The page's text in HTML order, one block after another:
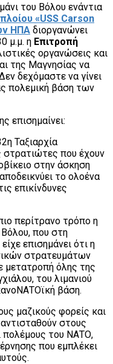
του Βόλου ενάντια
«USS Carson
ΗΠΑ διοργανώνει
μ.μ. η Επιτροπή
οργανώσεις και
της Μαγνησίας να
δεχόμαστε να γίνει
πολεμική βάση των
επισημαίνει:
Ταξιαρχία
στρατιώτες που έχουν
στην άσκηση
το ολοένα
επικίνδυνες
περίτρανο τρόπο η
που στη
επισημάνει ότι η
στρατευμάτων
μετατροπή όλης της
του λιμανιού
βάση.
μαζικούς φορείς και
στους
πολέμους του ΝΑΤΟ,
που εμπλέκει